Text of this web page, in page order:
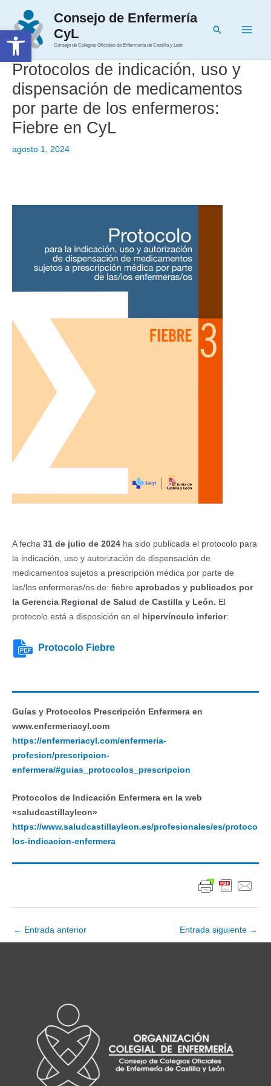
Abrir barra de herramientas
contenido
Consejo de Enfermería
CyL
Consejo de Colegios Oficiales de Enfermería de Castilla y León
Buscar
Protocolos de indicación, uso y
dispensación de medicamentos
por parte de los enfermeros:
Fiebre en CyL
agosto 1, 2024
A fecha 31 de julio de 2024 ha sido publicada el protocolo para
la indicación, uso y autorización de dispensación de
medicamentos sujetos a prescripción médica por parte de
las/los enfermeras/os de: fiebre aprobados y publicados por
la Gerencia Regional de Salud de Castilla y León. El
protocolo está a disposición en el
hipervínculo inferior:
Protocolo Fiebre
Guías y Protocolos Prescripción Enfermera en
www.enfermeriacyl.com
https://enfermeriacyl.com/enfermeria-
profesion/prescripcion-
enfermera/#guias_protocolos_prescripcion
Protocolos de Indicación Enfermera en la web
«saludcastillayleon»
https://www.saludcastillayleon.es/profesionales/es/protoco
los-indicacion-enfermera
Navegación
de
← Entrada anterior Entrada siguiente →